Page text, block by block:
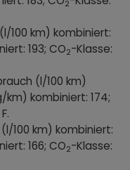
2
100 km) kombiniert:
193; CO2-Klasse:
(l/100 km)
km) kombiniert: 174;
100 km) kombiniert:
166; CO2-Klasse: